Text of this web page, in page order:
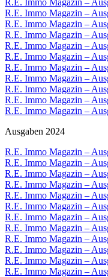
R.E. Immo Magazin –
R.E. Immo Magazin –
R.E. Immo Magazin –
R.E. Immo Magazin –
R.E. Immo Magazin –
R.E. Immo Magazin –
R.E. Immo Magazin –
R.E. Immo Magazin –
R.E. Immo Magazin –
R.E. Immo Magazin –
Ausgaben 2024
R.E. Immo Magazin –
R.E. Immo Magazin –
R.E. Immo Magazin –
R.E. Immo Magazin –
R.E. Immo Magazin –
R.E. Immo Magazin –
R.E. Immo Magazin –
R.E. Immo Magazin –
R.E. Immo Magazin –
R.E. Immo Magazin –
R.E. Immo Magazin –
R.E. Immo Magazin –